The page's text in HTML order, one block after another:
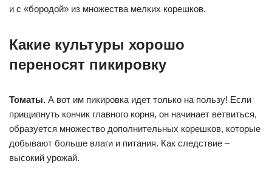
и с «бородой» из множества мелких корешков.
Какие культуры хорошо
переносят пикировку
Томаты. А вот им пикировка идет только на пользу! Если
прищипнуть кончик главного корня, он начинает ветвиться,
образуется множество дополнительных корешков, которые
добывают больше влаги и питания. Как следствие –
высокий урожай.